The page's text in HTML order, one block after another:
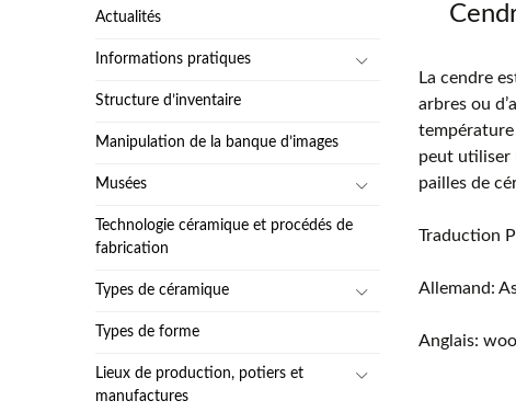
La cendre
arbres ou
température
peut utiliser
pailles de
Traduction
Allemand:
Anglais:
Actualités
Informations pratiques
Structure d’inventaire
Manipulation de la banque d’images
Musées
Technologie céramique et procédés de
fabrication
Types de céramique
Types de forme
Lieux de production, potiers et
manufactures